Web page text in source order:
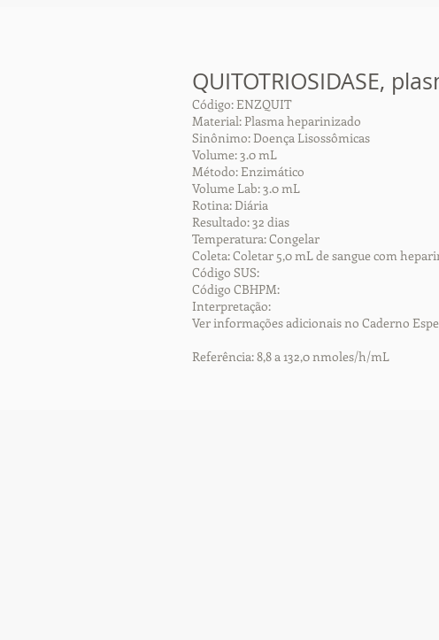
QUITOTRIOSIDASE,
Código: ENZQUIT
Material: Plasma heparinizado
Sinônimo: Doença Lisossômicas
Volume: 3.0 mL
Método: Enzimático
Volume Lab: 3.0 mL
Rotina: Diária
Resultado: 32 dias
Temperatura: Congelar
Coleta: Coletar 5,0 mL de sangue com
Código SUS:
Código CBHPM:
Interpretação:
Ver informações adicionais no Caderno
Referência: 8,8 a 132,0 nmoles/h/mL